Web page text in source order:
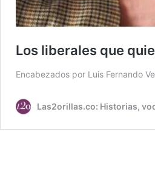
Los liberales que
Encabezados por Luis Fernando
Las2orillas.co: Historias,